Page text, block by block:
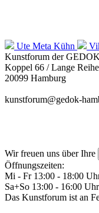
Ute Meta Kühn
Kunstforum der
Koppel 66 / Lange
20099 Hamburg
kunstforum@gedok-
Wir freuen uns über Ihre
Öffnungszeiten:
Mi - Fr 13:00 - 18:00
Sa+So 13:00 - 16:00 Uhr
Das Kunstforum ist an